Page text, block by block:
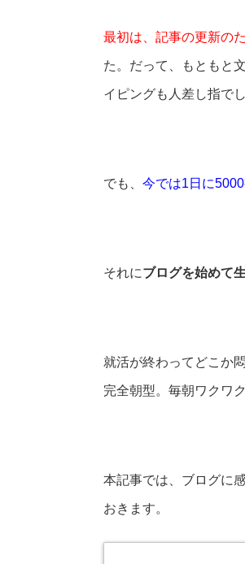
最初は、記事の更新の
た。だって、もともと
イピングも人差し指でし
でも、 今では1日に
それにブログを始めて
就活が終わってどこか
完全朝型。毎朝ワクワク
本記事では、ブログに
おきます。